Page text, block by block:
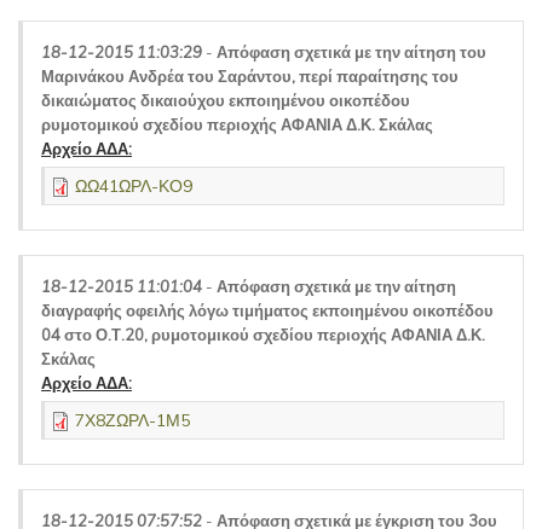
18-12-2015 11:03:29 - Απόφαση σχετικά με την αίτηση του
Μαρινάκου Ανδρέα του Σαράντου, περί παραίτησης του
δικαιώματος δικαιούχου εκποιημένου οικοπέδου
ρυμοτομικού σχεδίου περιοχής ΑΦΑΝΙΑ Δ.Κ. Σκάλας
Αρχείο ΑΔΑ:
ΩΩ41ΩΡΛ-ΚΟ9
18-12-2015 11:01:04 - Απόφαση σχετικά με την αίτηση
διαγραφής οφειλής λόγω τιμήματος εκποιημένου οικοπέδου
04 στο Ο.Τ.20, ρυμοτομικού σχεδίου περιοχής ΑΦΑΝΙΑ Δ.Κ.
Σκάλας
Αρχείο ΑΔΑ:
7Χ8ΖΩΡΛ-1Μ5
18-12-2015 07:57:52 - Απόφαση σχετικά με έγκριση του 3ου